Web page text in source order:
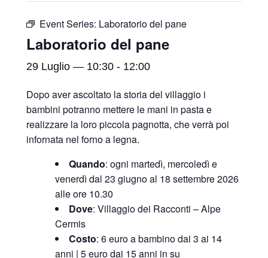
Event Series: Laboratorio del pane
Laboratorio del pane
29 Luglio — 10:30 - 12:00
Dopo aver ascoltato la storia del villaggio i
bambini potranno mettere le mani in pasta e
realizzare la loro piccola pagnotta, che verrà poi
infornata nel forno a legna.
Quando: ogni martedì, mercoledì e
venerdì dal 23 giugno al 18 settembre 2026
alle ore 10.30
Dove: Villaggio dei Racconti – Alpe
Cermis
Costo: 6 euro a bambino dai 3 ai 14
anni | 5 euro dai 15 anni in su